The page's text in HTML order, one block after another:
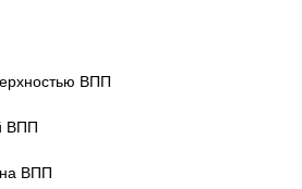
ВПП
ВПП
на ВПП